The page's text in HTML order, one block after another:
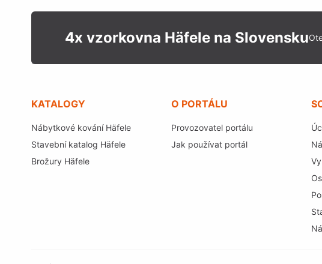
4x vzorkovna Häfele na Slovensku
KATALOGY
Nábytkové kování Häfele
Stavební katalog Häfele
Brožury Häfele
O PORTÁLU
Provozovatel portálu
Jak používat portál